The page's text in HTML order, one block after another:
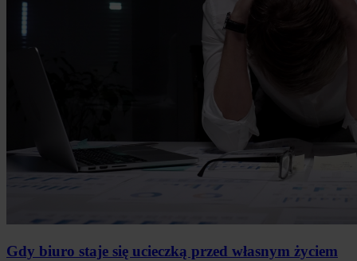
Gdy biuro staje się ucieczką przed własnym życiem